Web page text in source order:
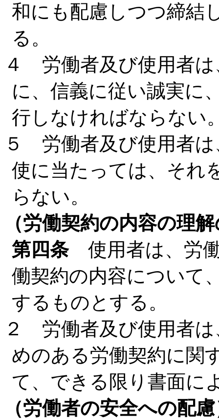
和にも配慮しつつ締結
る。
４ 労働者及び使用者は
に、信義に従い誠実に
行しなければならない
５ 労働者及び使用者は
使に当たっては、それ
らない。
（労働契約の内容の理
第四条使用者は、労働
働契約の内容について
するものとする。
２ 労働者及び使用者は
めのある労働契約に関
て、できる限り書面に
（労働者の安全への配